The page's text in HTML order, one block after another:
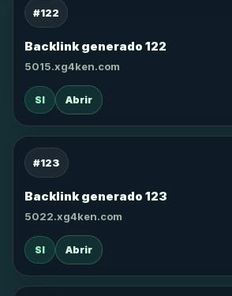
#122
Backlink generado 122
5015.xg4ken.com
SI Abrir
#123
Backlink generado 123
5022.xg4ken.com
SI Abrir